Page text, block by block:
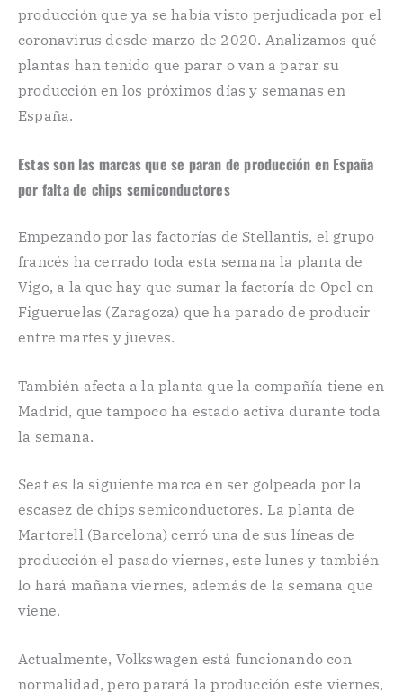
producción que ya se había visto perjudicada por el
coronavirus desde marzo de 2020. Analizamos qué
plantas han tenido que parar o van a parar su
producción en los próximos días y semanas en
España.
Estas son las marcas que se paran de producción en España
por falta de chips semiconductores
Empezando por las factorías de Stellantis, el grupo
francés ha cerrado toda esta semana la planta de
Vigo, a la que hay que sumar la factoría de Opel en
Figueruelas (Zaragoza) que ha parado de producir
entre martes y jueves.
También afecta a la planta que la compañía tiene en
Madrid, que tampoco ha estado activa durante toda
la semana.
Seat es la siguiente marca en ser golpeada por la
escasez de chips semiconductores. La planta de
Martorell (Barcelona) cerró una de sus líneas de
producción el pasado viernes, este lunes y también
lo hará mañana viernes, además de la semana que
viene.
Actualmente, Volkswagen está funcionando con
normalidad, pero parará la producción este viernes,